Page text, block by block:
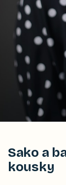
Sako a
kousky